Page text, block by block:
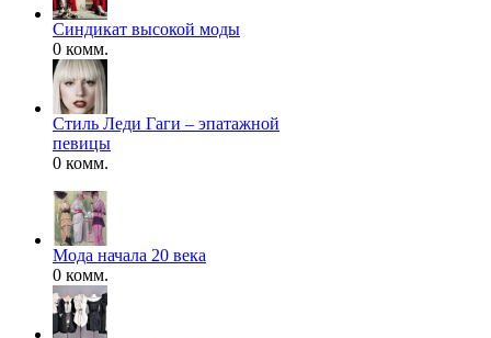
Синдикат высокой моды
0 комм.
Стиль Леди Гаги – эпатажной
певицы
0 комм.
Мода начала 20 века
0 комм.